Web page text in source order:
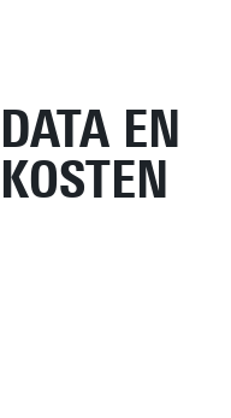
DATA EN
KOSTEN